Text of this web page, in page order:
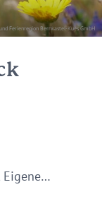
Ferienregion Bernkastel-Kues GmbH
Eigene…